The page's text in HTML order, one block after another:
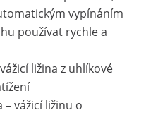
vypínáním
používat rychle a
ližina z uhlíkové
vážicí ližinu o